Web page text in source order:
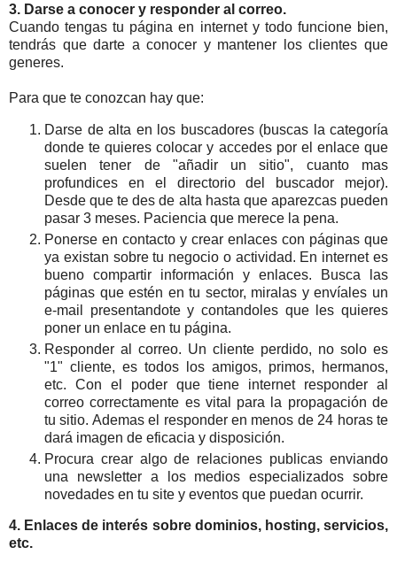
3. Darse a conocer y responder al correo.
Cuando tengas tu página en internet y todo funcione bien,
tendrás que darte a conocer y mantener los clientes que
generes.
Para que te conozcan hay que:
Darse de alta en los buscadores (buscas la categoría
donde te quieres colocar y accedes por el enlace que
suelen tener de "añadir un sitio", cuanto mas
profundices en el directorio del buscador mejor).
Desde que te des de alta hasta que aparezcas pueden
pasar 3 meses. Paciencia que merece la pena.
Ponerse en contacto y crear enlaces con páginas que
ya existan sobre tu negocio o actividad. En internet es
bueno compartir información y enlaces. Busca las
páginas que estén en tu sector, miralas y envíales un
e-mail presentandote y contandoles que les quieres
poner un enlace en tu página.
Responder al correo. Un cliente perdido, no solo es
"1" cliente, es todos los amigos, primos, hermanos,
etc. Con el poder que tiene internet responder al
correo correctamente es vital para la propagación de
tu sitio. Ademas el responder en menos de 24 horas te
dará imagen de eficacia y disposición.
Procura crear algo de relaciones publicas enviando
una newsletter a los medios especializados sobre
novedades en tu site y eventos que puedan ocurrir.
4. Enlaces de interés sobre dominios, hosting, servicios,
etc.